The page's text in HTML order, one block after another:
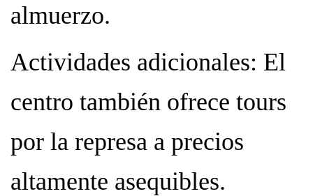
almuerzo.
Actividades adicionales: El
centro también ofrece tours
por la represa a precios
altamente asequibles.